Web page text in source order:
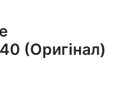
(Оригінал)